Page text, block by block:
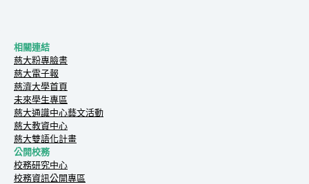
相關連結
慈大粉專臉書
慈大電子報
慈濟大學首頁
未來學生專區
慈大通識中心藝文活動
慈大教資中心
慈大雙語化計畫
公開校務
校務研究中心
校務資訊公開專區